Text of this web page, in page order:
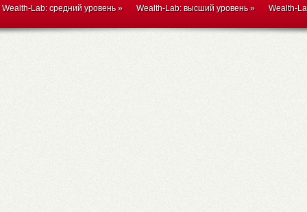
Wealth-Lab: средний уровень» Wealth-Lab: высший уровень» Wealth-